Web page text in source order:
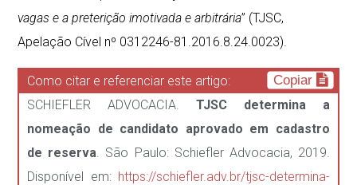
vagas e a preterição imotivada e arbitrária” (TJSC,
Apelação Cível nº 0312246-81.2016.8.24.0023).
Como citar e referenciar este artigo: Copiar
SCHIEFLER ADVOCACIA. TJSC determina a
nomeação de candidato aprovado em cadastro
de reserva. São Paulo: Schiefler Advocacia, 2019.
Disponível em: https://schiefler.adv.br/tjsc-determina-